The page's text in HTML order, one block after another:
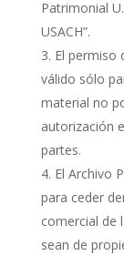
Patrimonial
USACH”.
El permiso
válido sólo
material no
autorización
partes.
El Archivo
para ceder
comercial de
sean de